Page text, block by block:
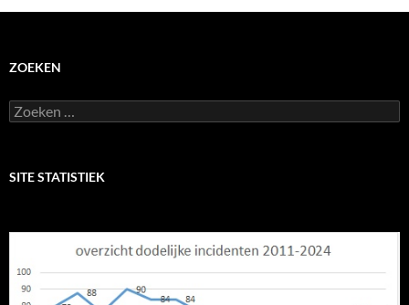
ZOEKEN
Zoeken
naar:
SITE STATISTIEK